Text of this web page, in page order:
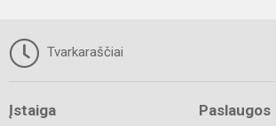
Tvarkaraščiai
Įstaiga Paslaugos